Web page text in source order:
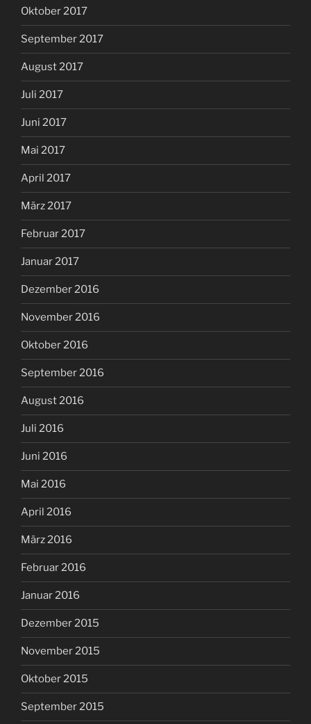
Oktober 2017
September 2017
August 2017
Juli 2017
Juni 2017
Mai 2017
April 2017
März 2017
Februar 2017
Januar 2017
Dezember 2016
November 2016
Oktober 2016
September 2016
August 2016
Juli 2016
Juni 2016
Mai 2016
April 2016
März 2016
Februar 2016
Januar 2016
Dezember 2015
November 2015
Oktober 2015
September 2015